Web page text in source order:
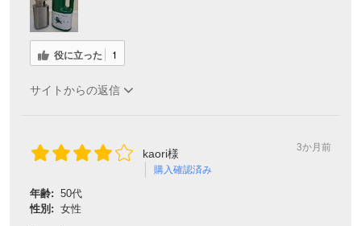
役に立った 1
サイトからの返信
kaori様
購入確認済み
3か月前
年齢: 50代
性別: 女性